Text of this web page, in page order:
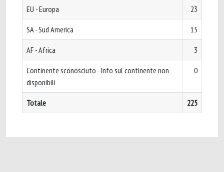
EU - Europa 23
SA - Sud America 15
AF - Africa 3
Continente sconosciuto - Info sul continente non
disponibili
0
Totale 225